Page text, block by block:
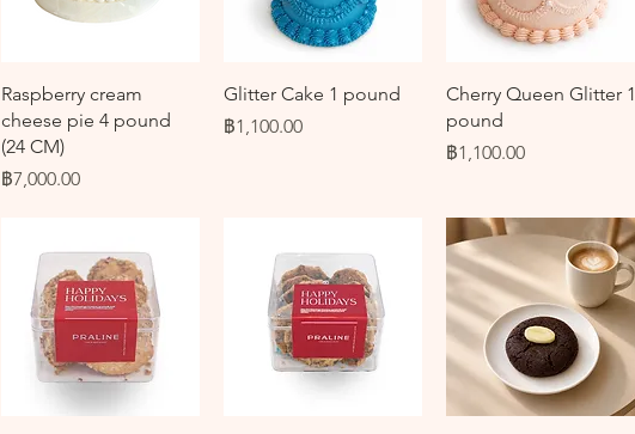
ดูข้อมูลด่วน
Raspberry cream
cheese pie 4 pound
(24 CM)
ราคา
฿7,000.00
ดูข้อมูลด่วน
Glitter Cake 1 pound
ราคา
฿1,100.00
ดูข้อมูลด่วน
Cherry Queen Glitter 1
pound
ราคา
฿1,100.00